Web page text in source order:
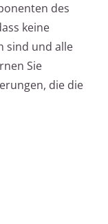
des
keine
sind und alle
Sie
die die